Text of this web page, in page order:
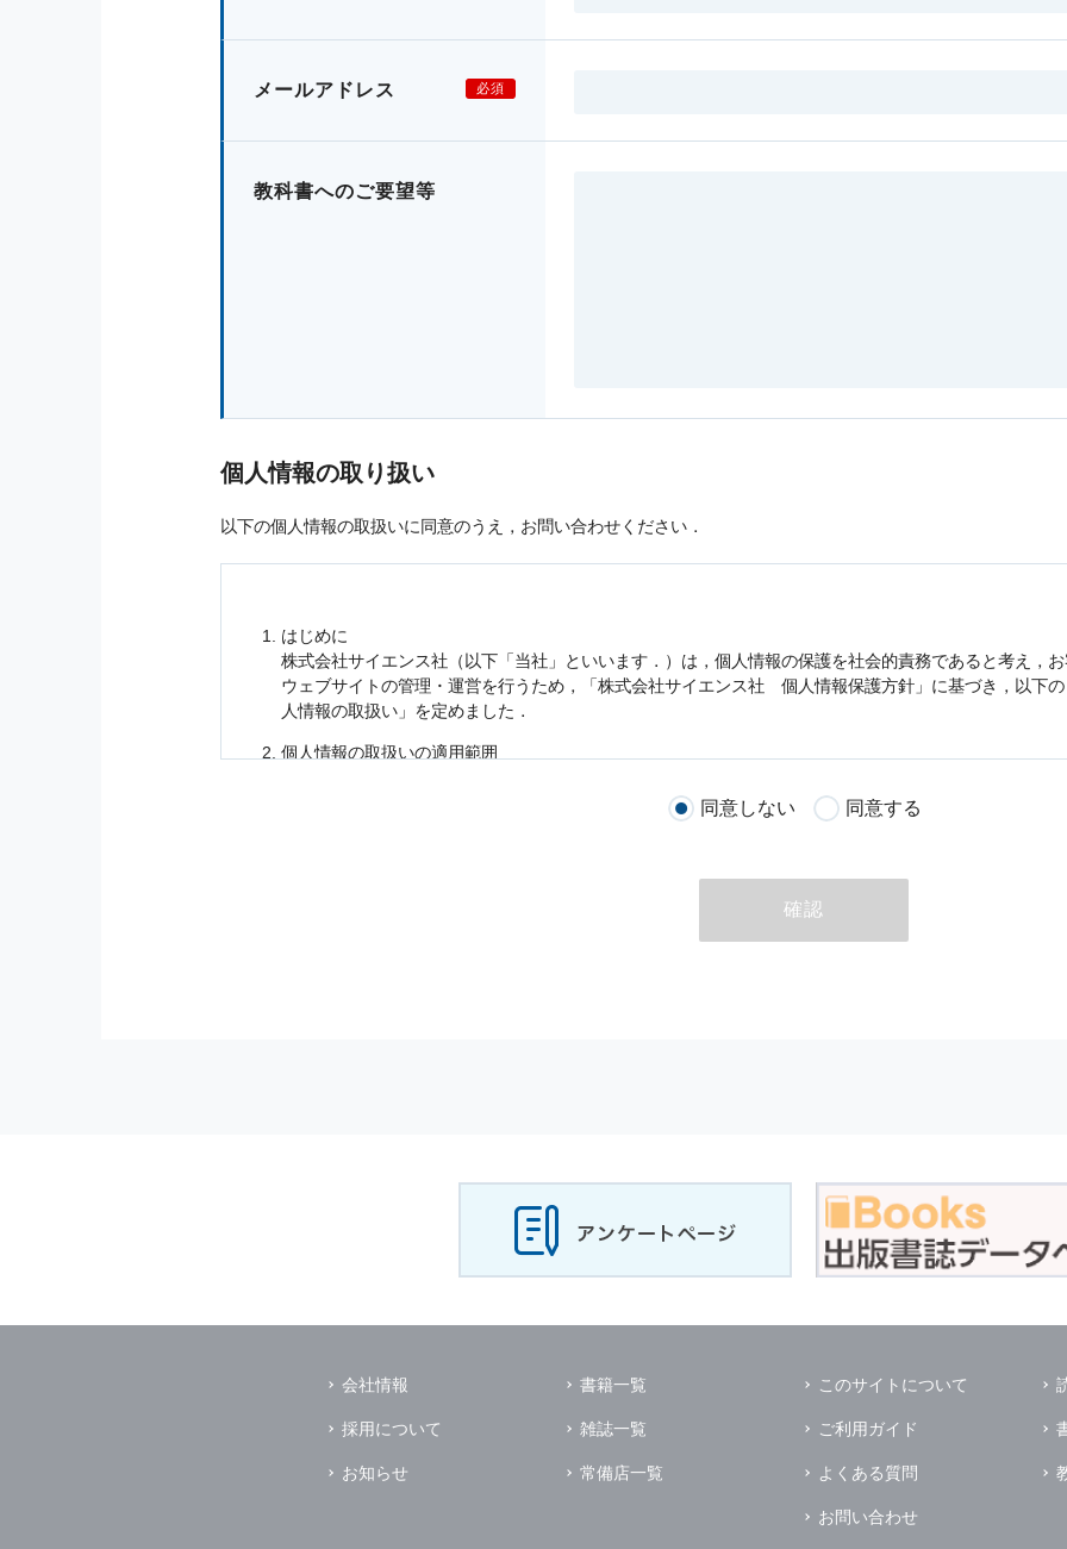
メールアドレス 必須
教科書へのご要望等
個人情報の取り扱い
以下の個人情報の取扱いに同意のうえ，お問い合わせください．
はじめに
株式会社サイエンス社（以下「当社」といいます．）は，個人情報の保護を社会的責務であると考え，
ウェブサイトの管理・運営を行うため，「株式会社サイエンス社 個人情報保護方針」に基づき，以下
人情報の取扱い」を定めました．
個人情報の取扱いの適用範囲
個人情報 個人情報
の他に，以下の各号に定める目的のために利用することがあります．
本サービスの提供または以下に定める目的以外に，当社はお客様の個人情報利用することはありません．
の正確性及び安全性を確保する為，個人情報へのアクセス管理，持ち出し手段の制限，
破壊，改ざんなどに対しては，合理的な安全対策を講じるとともに，万一，漏洩等個人情報に関する事
を含む適切な対策を速やかに講じます．
の預託について
その場合は，業務委託先の適切な管理及び監督を行います．
個人情報の第三者への開示
当社は，個人情報 を本人の許可無く他の事業者や個人などの第三者に提供および公開することはありま
ただし，以下に該当する場合はその限りではありません．
（1） 情報提供について本人の同意がある場合
を開示する場合．ただし，この場合に開示
同意しない 同意する
確認
会社情報
採用について
お知らせ
書籍一覧
雑誌一覧
常備店一覧
このサイトについて
ご利用ガイド
よくある質問
お問い合わせ